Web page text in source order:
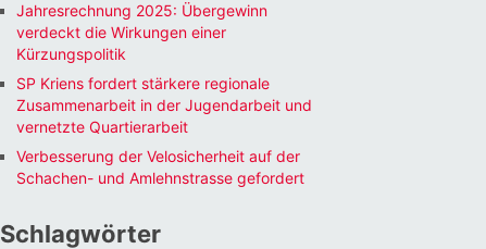
Jahresrechnung 2025: Übergewinn
verdeckt die Wirkungen einer
Kürzungspolitik
SP Kriens fordert stärkere regionale
Zusammenarbeit in der Jugendarbeit und
vernetzte Quartierarbeit
Verbesserung der Velosicherheit auf der
Schachen- und Amlehnstrasse gefordert
Schlagwörter